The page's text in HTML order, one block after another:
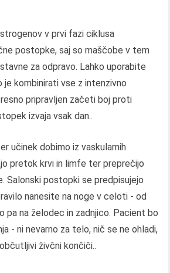
v prvi fazi ciklusa
postopke, saj so maščobe v tem
za odpravo. Lahko uporabite
je kombinirati vse z intenzivno
pripravljen začeti boj proti
izvaja vsak dan..
učinek dobimo iz vaskularnih
pretok krvi in ​​limfe ter preprečijo
Salonski postopki se predpisujejo
nanesite na noge v celoti - od
pa na želodec in zadnjico. Pacient bo
- ni nevarno za telo, nič se ne ohladi,
živčni končiči..